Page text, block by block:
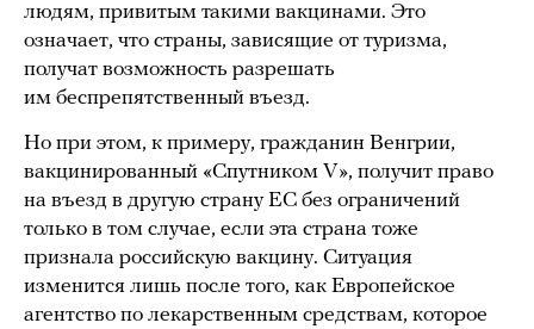
людям, привитым такими вакцинами. Это
означает, что страны, зависящие от туризма,
получат возможность разрешать
им беспрепятственный въезд.
Но при этом, к примеру, гражданин Венгрии,
вакцинированный «Спутником V», получит право
на въезд в другую страну ЕС без ограничений
только в том случае, если эта страна тоже
признала российскую вакцину. Ситуация
изменится лишь после того, как Европейское
агентство по лекарственным средствам, которое